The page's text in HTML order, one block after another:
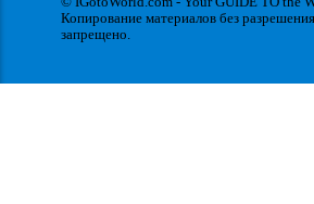
Копирование материалов без
запрещено.